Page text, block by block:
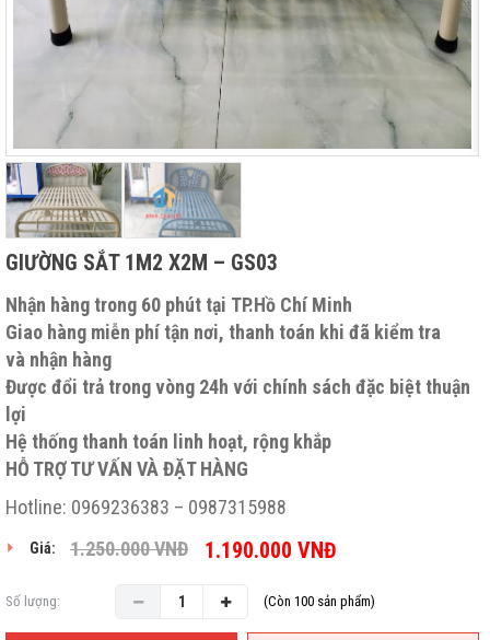
GIƯỜNG SẮT 1M2 X2M – GS03
Nhận hàng trong 60 phút tại TP.Hồ Chí Minh
Giao hàng miễn phí tận nơi, thanh toán khi đã kiểm tra
và nhận hàng
Được đổi trả trong vòng 24h với chính sách đặc biệt thuận
lợi
Hệ thống thanh toán linh hoạt, rộng khắp
HỖ TRỢ TƯ VẤN VÀ ĐẶT HÀNG
Hotline: 0969236383 – 0987315988
Giá: 1.250.000VNĐ 1.190.000 VNĐ
Số lượng: (Còn 100 sản phẩm)